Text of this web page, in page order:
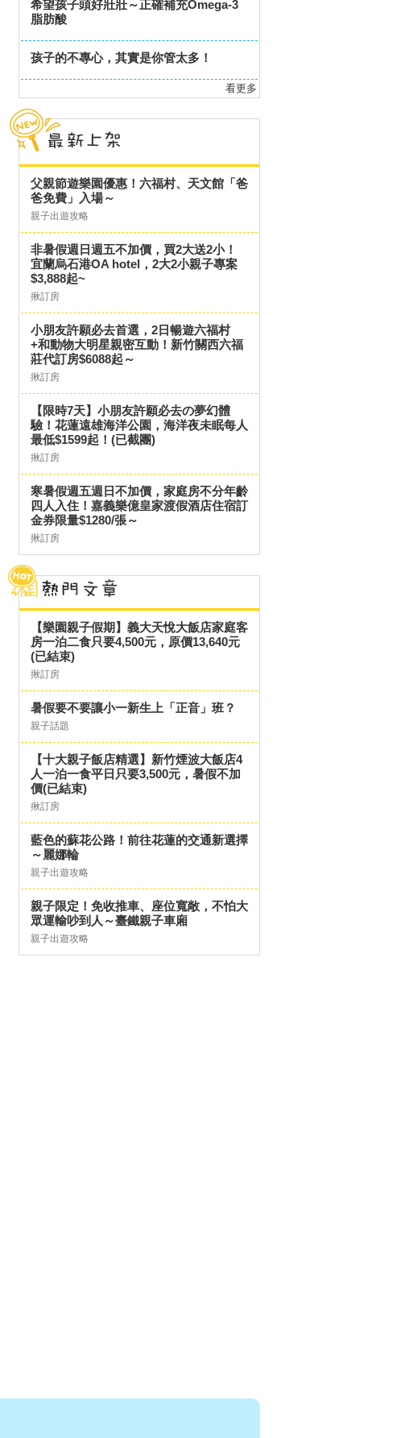
希望孩子頭好壯壯～正確補充Omega-3
脂肪酸
孩子的不專心，其實是你管太多！
看更多
父親節遊樂園優惠！六福村、天文館「爸
爸免費」入場～
親子出遊攻略
非暑假週日週五不加價，買2大送2小！
宜蘭烏石港OA hotel，2大2小親子專案
$3,888起~
揪訂房
小朋友許願必去首選，2日暢遊六福村
+和動物大明星親密互動！新竹關西六福
莊代訂房$6088起～
揪訂房
【限時7天】小朋友許願必去の夢幻體
驗！花蓮遠雄海洋公園，海洋夜未眠每人
最低$1599起！(已截團)
揪訂房
寒暑假週五週日不加價，家庭房不分年齡
四人入住！嘉義樂億皇家渡假酒店住宿訂
金券限量$1280/張～
揪訂房
【樂園親子假期】義大天悅大飯店家庭客
房一泊二食只要4,500元，原價13,640元
(已結束)
揪訂房
暑假要不要讓小一新生上「正音」班？
親子話題
【十大親子飯店精選】新竹煙波大飯店4
人一泊一食平日只要3,500元，暑假不加
價(已結束)
揪訂房
藍色的蘇花公路！前往花蓮的交通新選擇
～麗娜輪
親子出遊攻略
親子限定！免收推車、座位寬敞，不怕大
眾運輸吵到人～臺鐵親子車廂
親子出遊攻略